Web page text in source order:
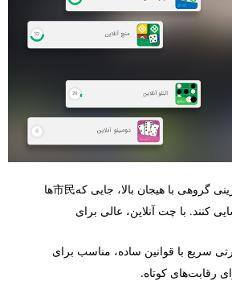
: بازی نقش‌آفرینی گروهی با هیجان بالا، جایی که市民‌ها
کنند. با چت آنلاین، عالی برای
سریع با قوانین ساده، مناسب برای